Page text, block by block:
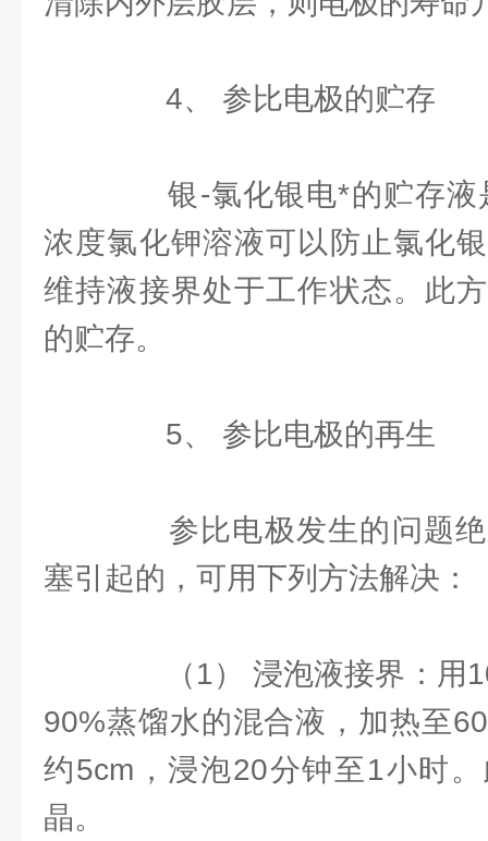
4、 参比电极的贮存
银-氯化银电*的贮存液
浓度氯化钾溶液可以防止氯化
维持液接界处于工作状态。此
的贮存。
5、 参比电极的再生
参比电极发生的问题绝
塞引起的，可用下列方法解决：
（1） 浸泡液接界：用
90%蒸馏水的混合液，加热至
约5cm，浸泡20分钟至1小时
晶。